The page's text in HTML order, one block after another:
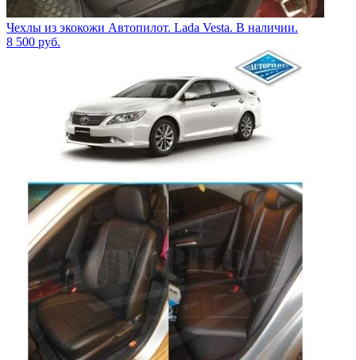
Чехлы из экокожи Автопилот. Lada Vesta. В наличии.
8 500 руб.